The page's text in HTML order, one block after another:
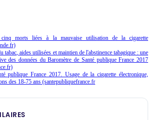
morts liées à la mauvaise utilisation de la cigarette
tabac, aides utilisées et maintien de l'abstinence tabagique : une
des données du Baromètre de Santé publique France 2017
publique France 2017. Usage de la cigarette électronique,
des 18-75 ans (santepubliquefrance.fr